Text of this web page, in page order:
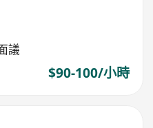
議
$90-100/小時